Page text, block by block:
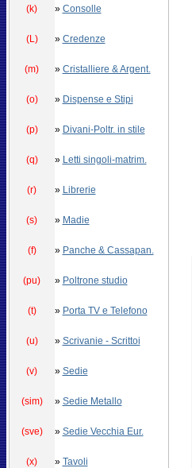
(k) » Consolle
(L) » Credenze
(m) » Cristalliere & Argent.
(o) » Dispense e Stipi
(p) » Divani-Poltr. in stile
(q) » Letti singoli-matrim.
(r) » Librerie
(s) » Madie
(f) » Panche & Cassapan.
(pu) » Poltrone studio
(t) » Porta TV e Telefono
(u) » Scrivanie - Scrittoi
(v) » Sedie
(sim) » Sedie Metallo
(sve) » Sedie Vecchia Eur.
(x) » Tavoli